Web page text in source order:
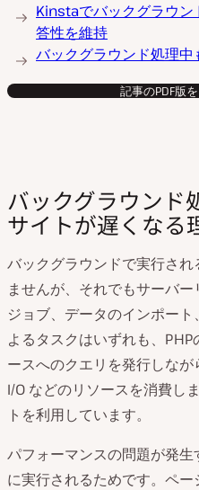
Kinstaでバックグラウ
答性を維持
バックグラウンド処理
記事のPDF版
バックグラウンド
サイトが遅くなる
バックグラウンドで実行さ
ませんが、それでもサーバ
ジョブ、データのインポー
よるタスクはいずれも、
ースへのクエリを発行しなが
I/O などのリソースを消費し
トを利用しています。
パフォーマンスの問題が発
に実行されるためです。ペ